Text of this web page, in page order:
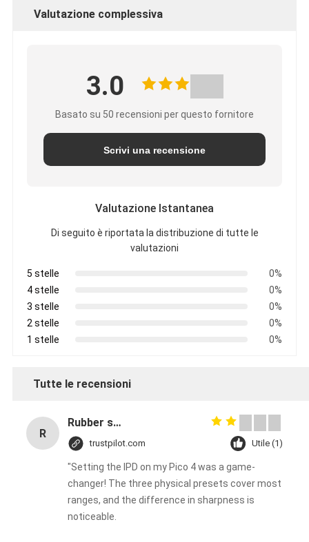
Valutazione complessiva
3.0
Basato su 50 recensioni per questo fornitore
Scrivi una recensione
Valutazione Istantanea
Di seguito è riportata la distribuzione di tutte le
valutazioni
5 stelle
0%
4 stelle
0%
3 stelle
0%
2 stelle
0%
1 stelle
0%
Tutte le recensioni
R
Rubber solid forklift tires For material handling forklift
trustpilot.com Utile (1)
"Setting the IPD on my Pico 4 was a game-
changer! The three physical presets cover most
ranges, and the difference in sharpness is
noticeable.